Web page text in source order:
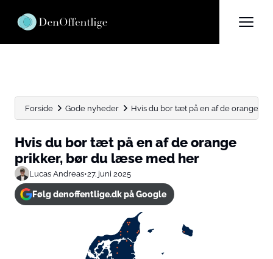
Forside Gode nyheder Hvis du bor tæt på en af de orange
Hvis du bor tæt på en af de orange
prikker, bør du læse med her
Lucas Andreas•27. juni 2025
Følg denoffentlige.dk på Google